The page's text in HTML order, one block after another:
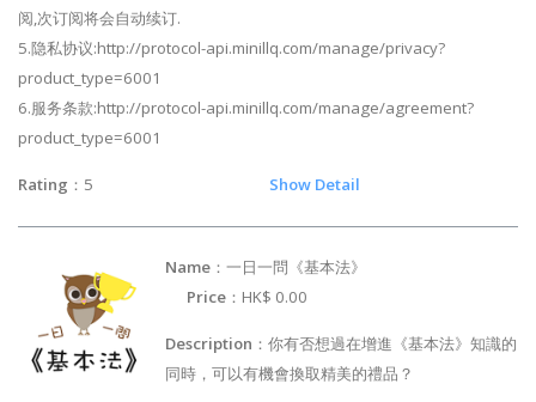
阅,次订阅将会自动续订.
5.隐私协议:http://protocol-api.minillq.com/manage/privacy?
product_type=6001
6.服务条款:http://protocol-api.minillq.com/manage/agreement?
product_type=6001
Rating ：5 Show Detail
Name ：一日一問《基本法》
Price ：HK$ 0.00
Description ：你有否想過在增進《基本法》知識的
同時，可以有機會換取精美的禮品？